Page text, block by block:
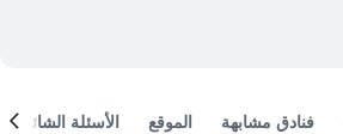
فنادق مشابهة الموقع الأسئلة الشائعة